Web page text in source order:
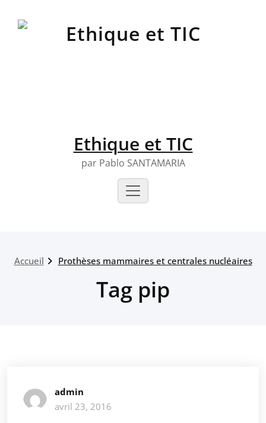
Ethique et TIC
par Pablo SANTAMARIA
Accueil Prothèses mammaires et centrales nucléaires
Tag pip
admin
avril 23, 2016